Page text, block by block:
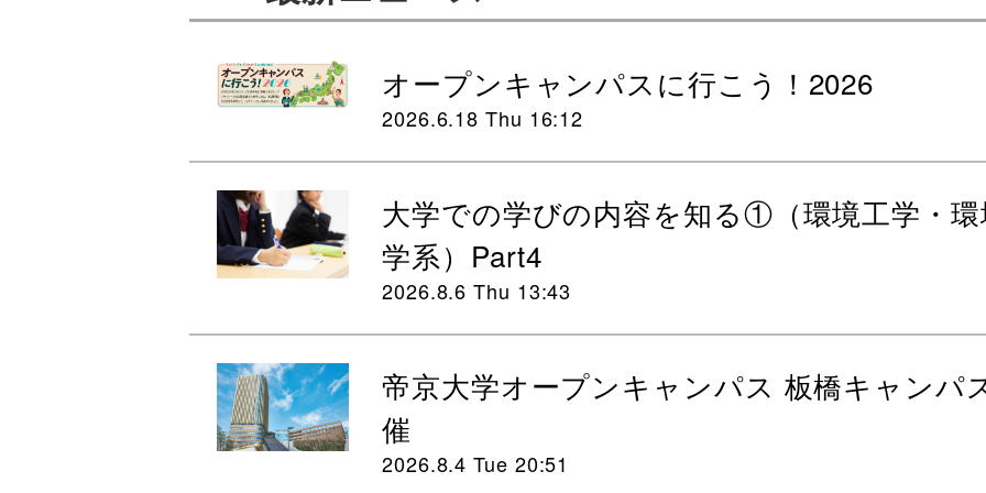
オープンキャンパスに行こう！2026
2026.6.18 Thu 16:12
大学での学びの内容を知る①（環境工学・
学系）Part4
2026.8.6 Thu 13:43
帝京大学オープンキャンパス 板橋キャンパ
催
2026.8.4 Tue 20:51